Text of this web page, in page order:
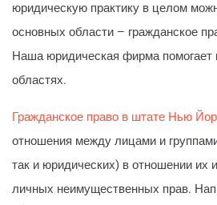
юридическую практику в целом
основных области – гражданское
Наша юридическая фирма помогает
областях.
Гражданское право в штате Нью
отношения между лицами и
так и юридических) в отношении их
личных неимущественных прав.